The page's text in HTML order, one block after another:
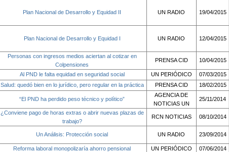
Plan Nacional de Desarrollo y Equidad II UN RADIO 19/04/2015
Plan Nacional de Desarrollo y Equidad I UN RADIO 12/04/2015
Personas con ingresos medios aciertan al cotizar en
Colpensiones
PRENSA CID 10/04/2015
Al PND le falta equidad en seguridad social UN PERIÓDICO 07/03/2015
Salud: quedó bien en lo jurídico, pero regular en la práctica
PRENSA CID 18/02/2015
“El PND ha perdido peso técnico y político”
AGENCIA DE
NOTICIAS UN
25/11/2014
¿Conviene pago de horas extras o abrir nuevas plazas de
trabajo?
RCN NOTICIAS 08/10/2014
Un Análisis: Protección social UN RADIO 23/09/2014
Reforma laboral monopolizaría ahorro pensional
UN PERIÓDICO 07/06/2014